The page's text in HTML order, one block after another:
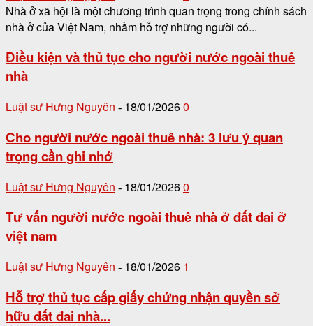
Nhà ở xã hội là một chương trình quan trọng trong chính sách
nhà ở của Việt Nam, nhằm hỗ trợ những người có...
Điều kiện và thủ tục cho người nước ngoài thuê
nhà
Luật sư Hưng Nguyên - 18/01/20260
Cho người nước ngoài thuê nhà: 3 lưu ý quan
trọng cần ghi nhớ
Luật sư Hưng Nguyên - 18/01/20260
Tư vấn người nước ngoài thuê nhà ở đất đai ở
việt nam
Luật sư Hưng Nguyên - 18/01/2026 1
Hỗ trợ thủ tục cấp giấy chứng nhận quyền sở
hữu đất đai nhà...